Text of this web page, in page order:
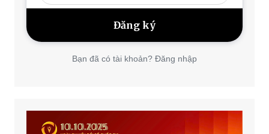
Bạn đã có tài khoản? Đăng nhập